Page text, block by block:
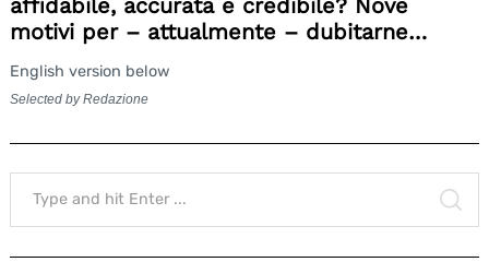
affidabile, accurata e credibile? Nove
motivi per – attualmente – dubitarne…
English version below
Selected by Redazione
Search
for: